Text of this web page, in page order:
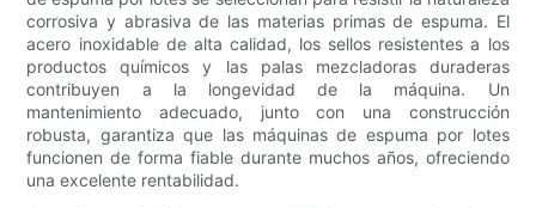
corrosiva y abrasiva de las materias primas de espuma. El
acero inoxidable de alta calidad, los sellos resistentes a los
productos químicos y las palas mezcladoras duraderas
contribuyen a la longevidad de la máquina. Un
mantenimiento adecuado, junto con una construcción
robusta, garantiza que las máquinas de espuma por lotes
funcionen de forma fiable durante muchos años, ofreciendo
una excelente rentabilidad.